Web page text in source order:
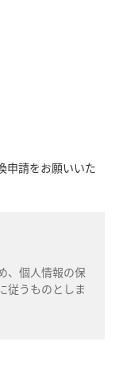
申請をお願いいた
、個人情報の保
従うものとしま